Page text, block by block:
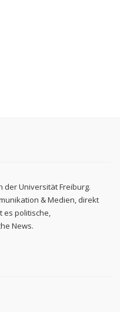
der Universität Freiburg.
& Medien, direkt
es politische,
News.